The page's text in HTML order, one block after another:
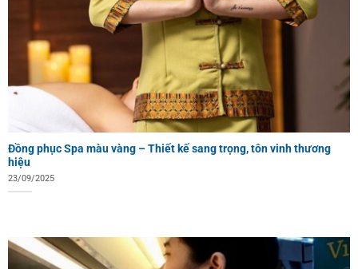
Đồng phục Spa màu vàng – Thiết kế sang trọng, tôn vinh thương
hiệu
23/09/2025